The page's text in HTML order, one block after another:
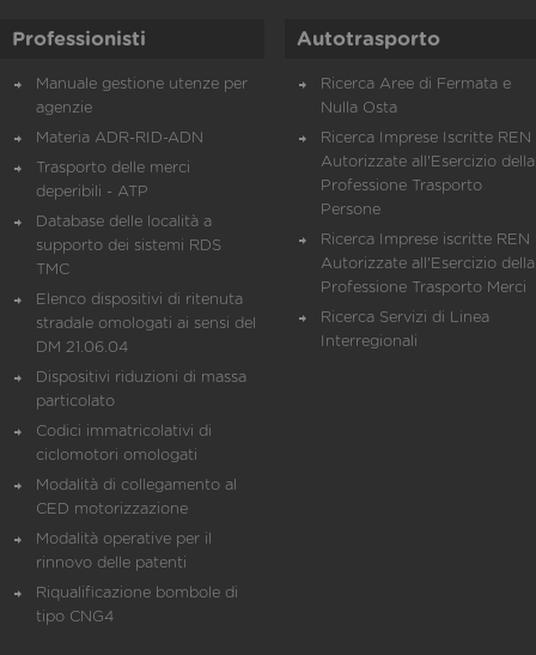
Professionisti
Manuale gestione utenze per
agenzie
Materia ADR-RID-ADN
Trasporto delle merci
deperibili - ATP
Database delle località a
supporto dei sistemi RDS
TMC
Elenco dispositivi di ritenuta
stradale omologati ai sensi del
DM 21.06.04
Dispositivi riduzioni di massa
particolato
Codici immatricolativi di
ciclomotori omologati
Modalità di collegamento al
CED motorizzazione
Modalità operative per il
rinnovo delle patenti
Riqualificazione bombole di
tipo CNG4
Autotrasporto
Ricerca Aree di Fermata e
Nulla Osta
Ricerca Imprese Iscritte REN
Autorizzate all'Esercizio della
Professione Trasporto
Persone
Ricerca Imprese iscritte REN
Autorizzate all'Esercizio della
Professione Trasporto Merci
Ricerca Servizi di Linea
Interregionali